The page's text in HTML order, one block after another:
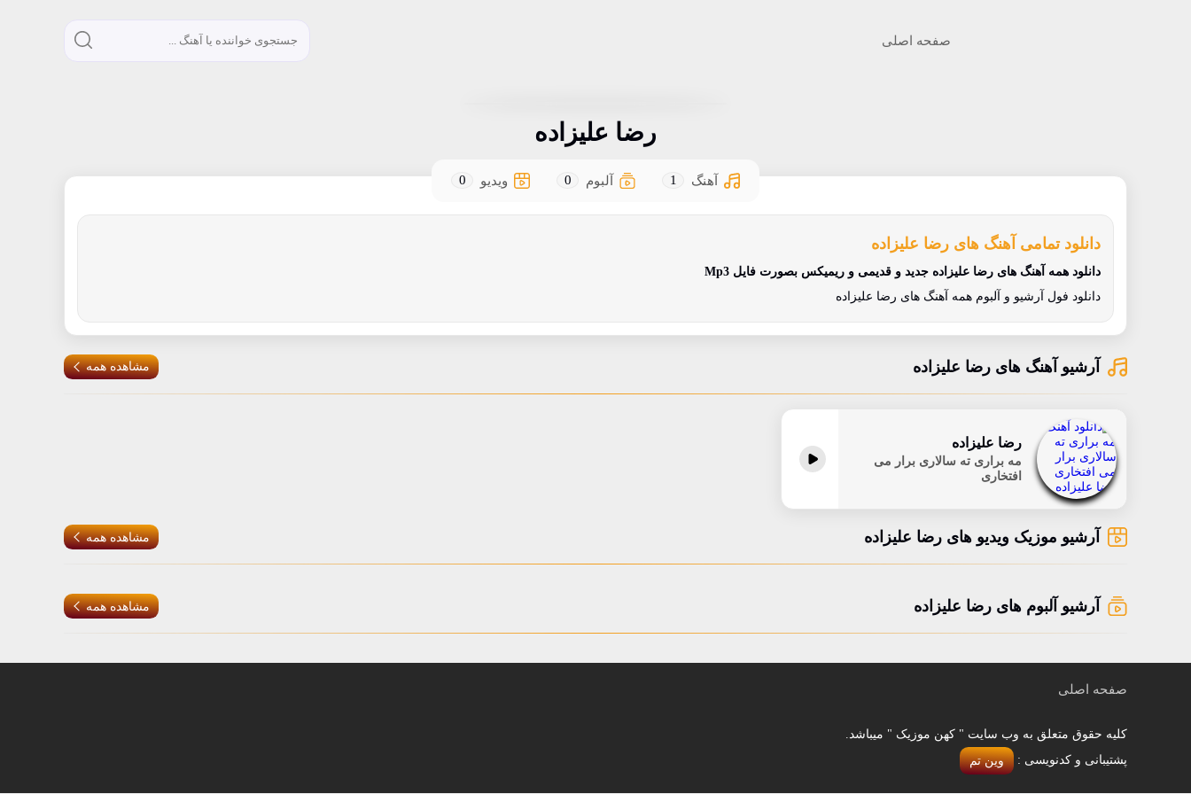
صفحه اصلی
رضا علیزاده
آهنگ 1 آلبوم 0 ویدیو 0
دانلود تمامی آهنگ های رضا علیزاده
دانلود همه آهنگ های رضا علیزاده جدید و قدیمی و ریمیکس بصورت فایل Mp3
دانلود فول آرشیو و آلبوم همه آهنگ های رضا علیزاده
آرشیو آهنگ های رضا علیزاده مشاهده همه
رضا علیزاده
مه براری ته سالاری برار می
افتخاری
آرشیو موزیک ویدیو های رضا علیزاده مشاهده همه
آرشیو آلبوم های رضا علیزاده مشاهده همه
صفحه اصلی
کلیه حقوق متعلق به وب سایت " کهن موزیک " میباشد.
پشتیبانی و کدنویسی :
وین تم